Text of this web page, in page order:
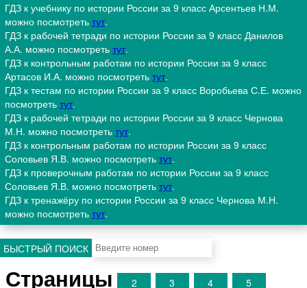
ГДЗ к учебнику по истории России за 9 класс Арсентьев Н.М.
можно посмотреть тут.
ГДЗ к рабочей тетради по истории России за 9 класс Данилов
А.А. можно посмотреть тут.
ГДЗ к контрольным работам по истории России за 9 класс
Артасов И.А. можно посмотреть тут.
ГДЗ к тестам по истории России за 9 класс Воробьева С.Е. можно
посмотреть тут.
ГДЗ к рабочей тетради по истории России за 9 класс Чернова
М.Н. можно посмотреть тут.
ГДЗ к контрольным работам по истории России за 9 класс
Соловьев Я.В. можно посмотреть тут.
ГДЗ к проверочным работам по истории России за 9 класс
Соловьев Я.В. можно посмотреть тут.
ГДЗ к тренажёру по истории России за 9 класс Чернова М.Н.
можно посмотреть тут.
БЫСТРЫЙ ПОИСК
Страницы 2 3 4 5